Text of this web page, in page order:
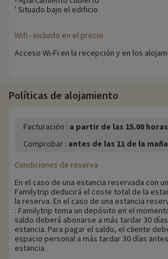
' Situado bajo el edificio
Wifi - incluido en el precio
Acceso Wi-Fi en la recepción y en los
Políticas de alojamiento
Facturación : a partir de las 15.00
Comprobar : antes de las 11 de la
Condiciones de reserva
En el caso de una estancia reservada con
Familytrip deducirá el coste total de la
la reserva. En el caso de una estancia
: Familytrip toma un depósito en el
saldo deberá abonarse a más tardar 30
estancia. Para pagar el saldo, el cliente
espacio personal a más tardar 30 días
estancia.